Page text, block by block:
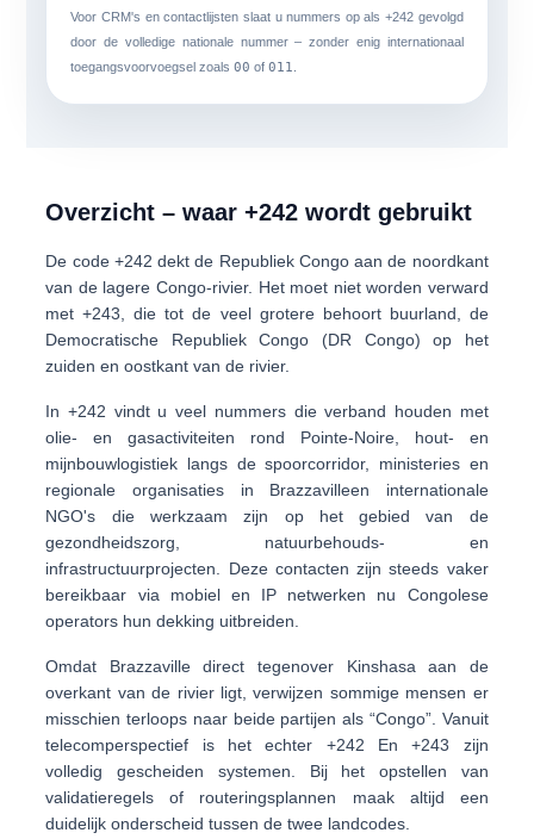
Voor CRM's en contactlijsten slaat u nummers op als +242 gevolgd
door de volledige nationale nummer – zonder enig internationaal
toegangsvoorvoegsel zoals00 of011
Overzicht – waar +242 wordt gebruikt
De code +242 dekt de Republiek Congoaan de noordkant
van de lagere Congo-rivier. Het moet niet worden verward
met+243 , die tot de veel grotere behoort buurland, de
Democratische Republiek Congo (DR Congo) op het
zuiden en oostkant van de rivier.
In +242 vindt u veel nummers die verband houden met
olie- en gasactiviteiten rond Pointe-Noire, hout- en
mijnbouwlogistiek langs de spoorcorridor, ministeries en
regionale organisaties in Brazzavilleen internationale
NGO's die werkzaam zijn op het gebied van de
gezondheidszorg, natuurbehouds- en
infrastructuurprojecten. Deze contacten zijn steeds vaker
bereikbaar via mobiel en IP netwerken nu Congolese
operators hun dekking uitbreiden.
Omdat Brazzaville direct tegenover Kinshasa aan de
overkant van de rivier ligt, verwijzen sommige mensen er
misschien terloops naar beide partijen als “Congo”. Vanuit
telecomperspectief is het echter +242 En+243 zijn
volledig gescheiden systemen. Bij het opstellen van
validatieregels of routeringsplannen maak altijd een
duidelijk onderscheid tussen de twee landcodes.